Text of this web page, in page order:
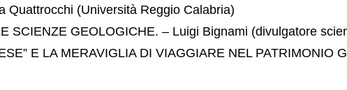
Quattrocchi (Università Reggio Calabria)
SCIENZE GEOLOGICHE. – Luigi Bignami (divulgatore
E LA MERAVIGLIA DI VIAGGIARE NEL PATRIMONIO